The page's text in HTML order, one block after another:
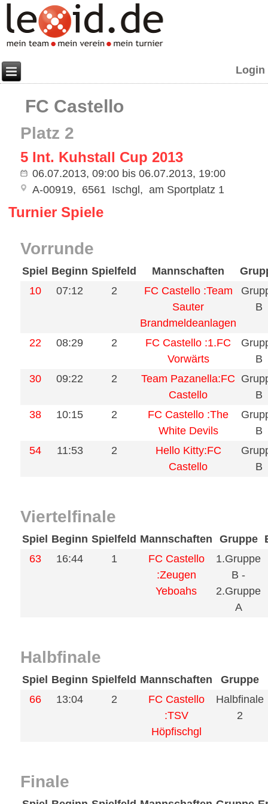
Login
FC Castello
Platz 2
5 Int. Kuhstall Cup 2013
06.07.2013, 09:00 bis06.07.2013, 19:00
A-00919
6561 Ischgl am Sportplatz 1
Turnier Spiele
Vorrunde
Spiel Beginn Spielfeld Mannschaften
10
07:12 2
FC Castello :Team
Sauter
Brandmeldeanlagen
B
22 08:29 2
FC Castello :1.FC
Vorwärts
B
30
09:22 2
Team Pazanella:FC
Castello
B
38
10:15 2
FC Castello :The
White Devils
B
54
11:53 2
Hello Kitty:FC
Castello
B
Viertelfinale
Spiel Beginn Spielfeld Mannschaften Gruppe
63
16:44 1
FC Castello
:Zeugen
Yeboahs
1.Gruppe
B -
2.Gruppe
A
Halbfinale
Spiel Beginn Spielfeld Mannschaften Gruppe
66
13:04 2
FC Castello
:TSV
Höpfischgl
Halbfinale
2
Finale